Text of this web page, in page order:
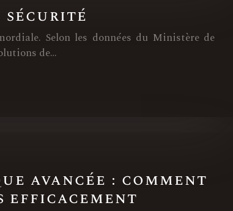
sécurité
Selon les données du Ministère de
de…
avancée : comment
efficacement